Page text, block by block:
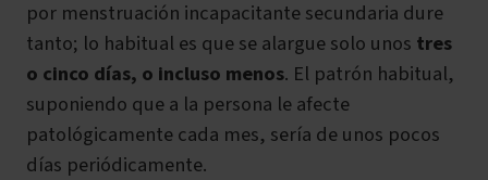
por menstruación incapacitante secundaria dure
tanto; lo habitual es que se alargue solo unos tres
o cinco días, o incluso menos. El patrón habitual,
suponiendo que a la persona le afecte
patológicamente cada mes, sería de unos pocos
días periódicamente.